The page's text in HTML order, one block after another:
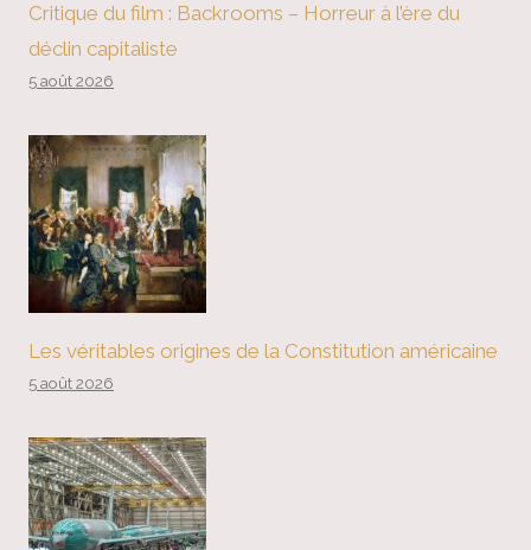
Critique du film : Backrooms – Horreur à l’ère du
déclin capitaliste
5 août 2026
Les véritables origines de la Constitution américaine
5 août 2026